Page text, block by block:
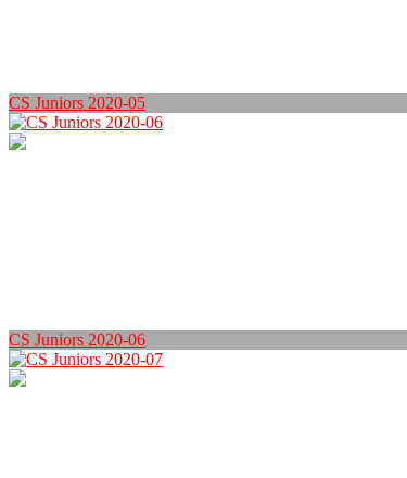
CS Juniors 2020-05
CS Juniors 2020-06